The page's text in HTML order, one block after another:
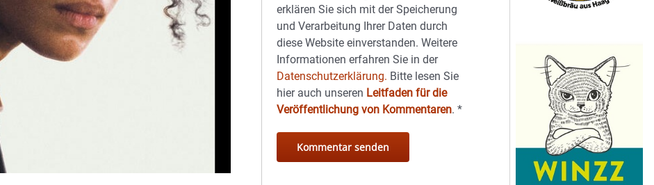
erklären Sie sich mit der Speicherung
und Verarbeitung Ihrer Daten durch
diese Website einverstanden. Weitere
Informationen erfahren Sie in der
Datenschutzerklärung. Bitte lesen Sie
hier auch unseren Leitfaden für die
Veröffentlichung von Kommentaren.*